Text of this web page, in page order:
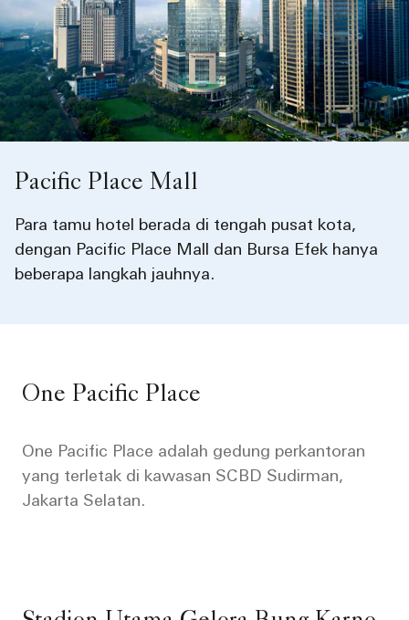
Pacific Place Mall
Para tamu hotel berada di tengah pusat kota,
dengan Pacific Place Mall dan Bursa Efek hanya
beberapa langkah jauhnya.
One Pacific Place
One Pacific Place adalah gedung perkantoran
yang terletak di kawasan SCBD Sudirman,
Jakarta Selatan.